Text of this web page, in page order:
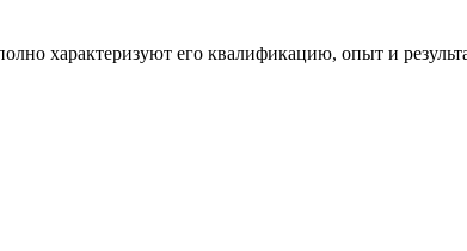
характеризуют его квалификацию, опыт и